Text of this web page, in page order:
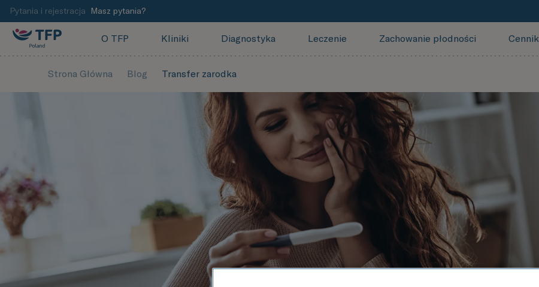
Pytania i rejestracja Masz pytania?
O TFP Kliniki Diagnostyka Leczenie Zachowanie płodności Cennik
Strona Główna Blog Transfer zarodka